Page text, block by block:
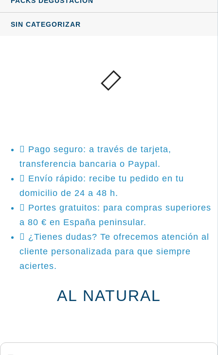
SIN CATEGORIZAR
Pago seguro: a través de tarjeta,
transferencia bancaria o Paypal.
Envío rápido: recibe tu pedido en tu
domicilio de 24 a 48 h.
Portes gratuitos: para compras superiores
a 80 € en España peninsular.
¿Tienes dudas? Te ofrecemos atención al
cliente personalizada para que siempre
aciertes.
AL NATURAL